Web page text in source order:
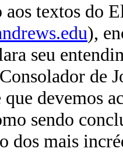
aos textos do
),
seu
de
devemos
sendo
dos mais